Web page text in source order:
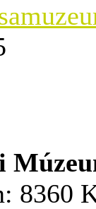
8360